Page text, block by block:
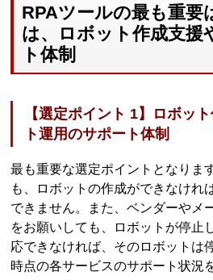
RPAツールの最も重要
は、ロボット作成支援
ト体制
【選定ポイント 1】ロボッ
ト運用のサポート体制
最も重要な選定ポイントとなりま
も、ロボットの作成ができなけれ
できません。また、ベンダーやメ
をお願いしても、ロボットが停止
応できなければ、そのロボットは
時点の各サービスのサポート状況